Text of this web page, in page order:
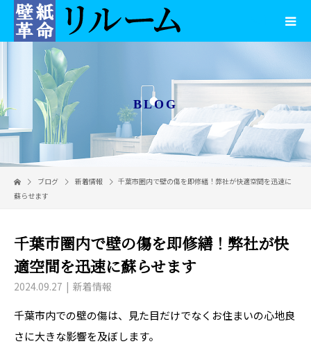
BLOG
ブログ 新着情報
千葉市圏内で壁の傷を即修繕！弊社が快適空間を迅速に
蘇らせます
千葉市圏内で壁の傷を即修繕！弊社が快
適空間を迅速に蘇らせます
2024.09.27 新着情報
千葉市内での壁の傷は、見た目だけでなくお住まいの心地良
さに大きな影響を及ぼします。